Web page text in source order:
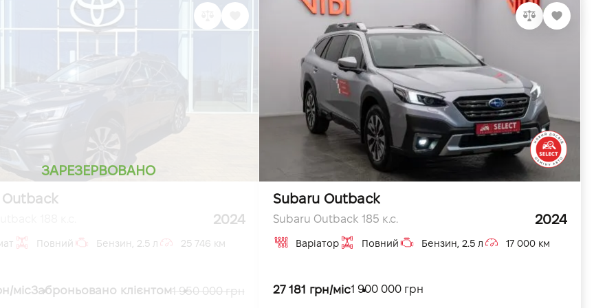
ЗАРЕЗЕРВОВАНО
2024
Повний Бензин, 2.5 л 25 746 км
місЗаброньовано клієнтом1 950 000 грн
Subaru Outback
Subaru Outback 185 к.с. 2024
Варіатор Повний Бензин, 2.5 л 17 000 км
27 181 грн/міс1 900 000 грн